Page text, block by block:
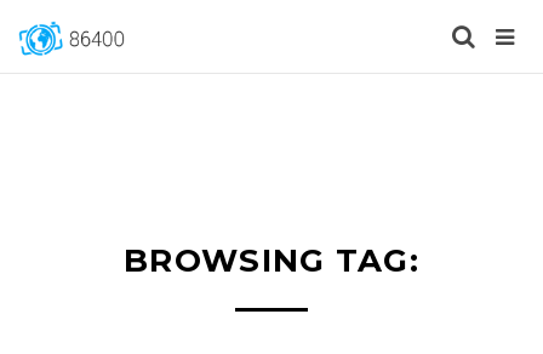
BROWSING TAG: